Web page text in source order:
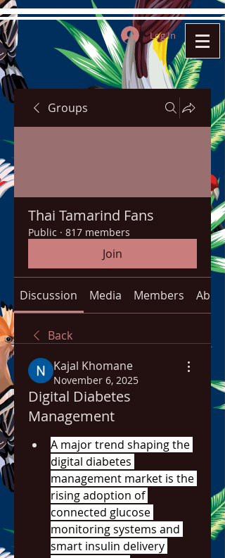
Log In
Groups
Thai Tamarind Fans
Public · 817 members
Join
Discussion Media Members About
Back
Kajal Khomane
November 6, 2025
Digital Diabetes
Management
A major trend shaping the
digital diabetes
management market is the
rising adoption of
connected glucose
monitoring systems and
smart insulin delivery